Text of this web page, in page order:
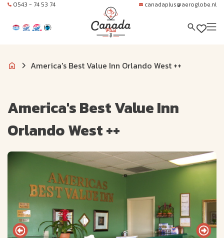
0543 - 74 53 74 canadaplus@aeroglobe.nl
America's Best Value Inn Orlando West ++
America's Best Value Inn
Orlando West ++